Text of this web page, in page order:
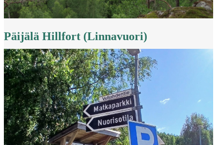
Päijälä Hillfort (Linnavuori)